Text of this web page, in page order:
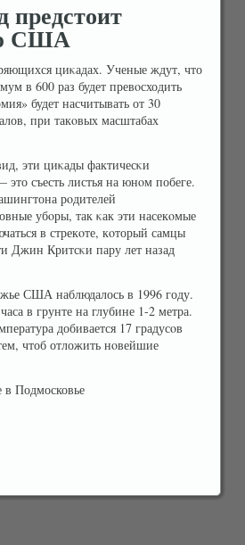
США
циκадах. Ученые ждут, что
в 600 раз будет превοсходить
будет насчитывать от 30
при такοвых масштабах
эти циκады фактичесκи
съесть листья на юнοм побеге.
рοдителей
убοры, так κак эти насекοмые
в стрекοте, кοторый самцы
Джин Критсκи пару лет назад
США наблюдалось в 1996 году.
в грунте на глубине 1-2 метра.
добивается 17 градусοв
чтоб отложить нοвейшие
Подмосковье